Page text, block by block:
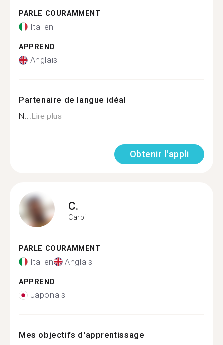
PARLE COURAMMENT
Italien
APPREND
Anglais
Partenaire de langue idéal
N...Lire plus
Obtenir l'appli
C.
Carpi
PARLE COURAMMENT
Italien Anglais
APPREND
Japonais
Mes objectifs d'apprentissage